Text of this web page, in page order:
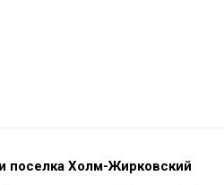
поселка Холм-Жирковский